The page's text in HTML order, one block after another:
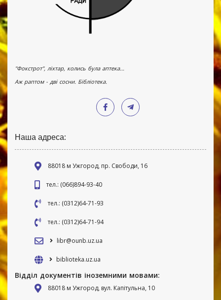
"Фокстрот", ліхтар, колись була аптека...
Аж раптом - дві сосни. Бібліотека.
Наша адреса:
88018 м Ужгород, пр. Свободи, 16
тел.: (066)894-93-40
тел.: (0312)64-71-93
тел.: (0312)64-71-94
libr@ounb.uz.ua
biblioteka.uz.ua
Відділ документів іноземними мовами:
88018 м Ужгород, вул. Капітульна, 10